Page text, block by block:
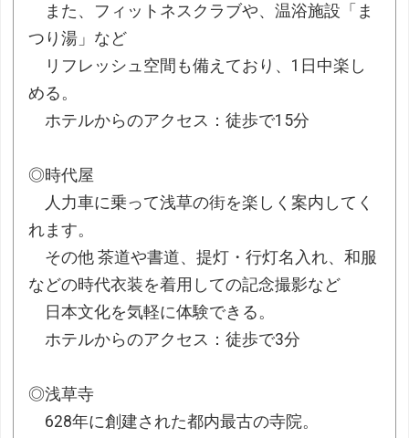
また、フィットネスクラブや、温浴施設「ま
つり湯」など
リフレッシュ空間も備えており、1日中楽し
める。
ホテルからのアクセス：徒歩で15分
◎時代屋
人力車に乗って浅草の街を楽しく案内してく
れます。
その他 茶道や書道、提灯・行灯名入れ、和服
などの時代衣装を着用しての記念撮影など
日本文化を気軽に体験できる。
ホテルからのアクセス：徒歩で3分
◎浅草寺
628年に創建された都内最古の寺院。